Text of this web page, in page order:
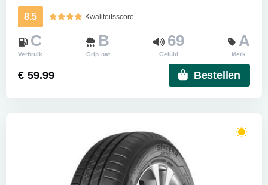
8.5 Kwaliteitsscore
C
Verbruik
B
Grip nat
69
Geluid
A
Merk
€ 59.99 Bestellen